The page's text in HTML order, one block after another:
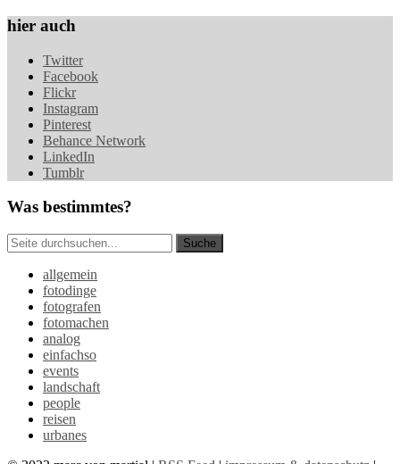
hier auch
Twitter
Facebook
Flickr
Instagram
Pinterest
Behance Network
LinkedIn
Tumblr
Was bestimmtes?
allgemein
fotodinge
fotografen
fotomachen
analog
einfachso
events
landschaft
people
reisen
urbanes